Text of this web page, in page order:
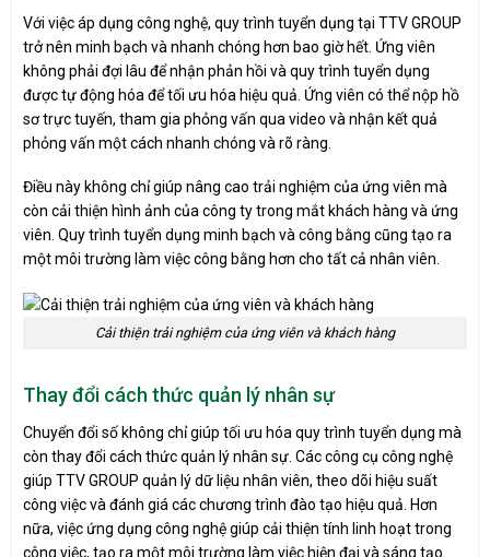
Với việc áp dụng công nghệ, quy trình tuyển dụng tại TTV GROUP
trở nên minh bạch và nhanh chóng hơn bao giờ hết. Ứng viên
không phải đợi lâu để nhận phản hồi và quy trình tuyển dụng
được tự động hóa để tối ưu hóa hiệu quả. Ứng viên có thể nộp hồ
sơ trực tuyến, tham gia phỏng vấn qua video và nhận kết quả
phỏng vấn một cách nhanh chóng và rõ ràng.
Điều này không chỉ giúp nâng cao trải nghiệm của ứng viên mà
còn cải thiện hình ảnh của công ty trong mắt khách hàng và ứng
viên. Quy trình tuyển dụng minh bạch và công bằng cũng tạo ra
một môi trường làm việc công bằng hơn cho tất cả nhân viên.
Cải thiện trải nghiệm của ứng viên và khách hàng
Thay đổi cách thức quản lý nhân sự
Chuyển đổi số không chỉ giúp tối ưu hóa quy trình tuyển dụng mà
còn thay đổi cách thức quản lý nhân sự. Các công cụ công nghệ
giúp TTV GROUP quản lý dữ liệu nhân viên, theo dõi hiệu suất
công việc và đánh giá các chương trình đào tạo hiệu quả. Hơn
nữa, việc ứng dụng công nghệ giúp cải thiện tính linh hoạt trong
công việc, tạo ra một môi trường làm việc hiện đại và sáng tạo.